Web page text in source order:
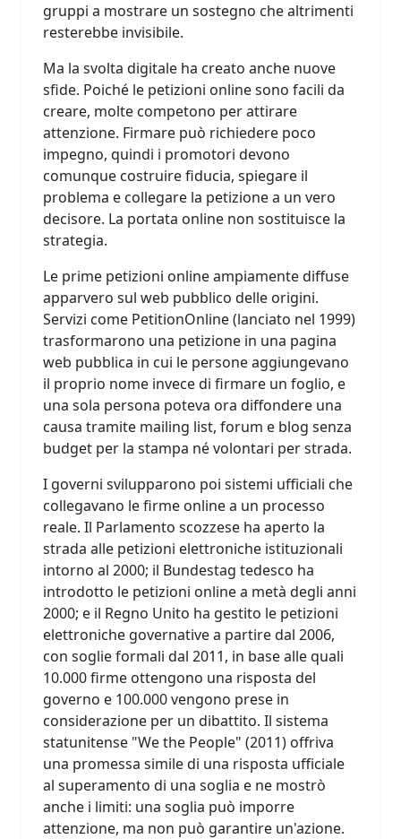
gruppi a mostrare un sostegno che altrimenti
resterebbe invisibile.
Ma la svolta digitale ha creato anche nuove
sfide. Poiché le petizioni online sono facili da
creare, molte competono per attirare
attenzione. Firmare può richiedere poco
impegno, quindi i promotori devono
comunque costruire fiducia, spiegare il
problema e collegare la petizione a un vero
decisore. La portata online non sostituisce la
strategia.
Le prime petizioni online ampiamente diffuse
apparvero sul web pubblico delle origini.
Servizi come PetitionOnline (lanciato nel 1999)
trasformarono una petizione in una pagina
web pubblica in cui le persone aggiungevano
il proprio nome invece di firmare un foglio, e
una sola persona poteva ora diffondere una
causa tramite mailing list, forum e blog senza
budget per la stampa né volontari per strada.
I governi svilupparono poi sistemi ufficiali che
collegavano le firme online a un processo
reale. Il Parlamento scozzese ha aperto la
strada alle petizioni elettroniche istituzionali
intorno al 2000; il Bundestag tedesco ha
introdotto le petizioni online a metà degli anni
2000; e il Regno Unito ha gestito le petizioni
elettroniche governative a partire dal 2006,
con soglie formali dal 2011, in base alle quali
10.000 firme ottengono una risposta del
governo e 100.000 vengono prese in
considerazione per un dibattito. Il sistema
statunitense "We the People" (2011) offriva
una promessa simile di una risposta ufficiale
al superamento di una soglia e ne mostrò
anche i limiti: una soglia può imporre
attenzione, ma non può garantire un'azione.